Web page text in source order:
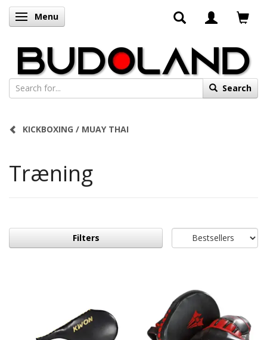
Toggle navigation
Menu
Search
KICKBOXING / MUAY THAI
Træning
Filters